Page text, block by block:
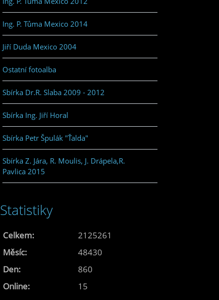
Ing. P. Tůma Mexico 2014
Jiří Duda Mexico 2004
Ostatní fotoalba
Sbírka Dr.R. Slaba 2009 - 2012
Sbírka Ing. Jiří Horal
Sbírka Petr Špulák "Ťalda"
Sbírka Z. Jára, R. Moulis, J. Drápela,R.
Pavlica 2015
Statistiky
Online: 15
Celkem:
2125261
Měsíc:
48430
Den:
860